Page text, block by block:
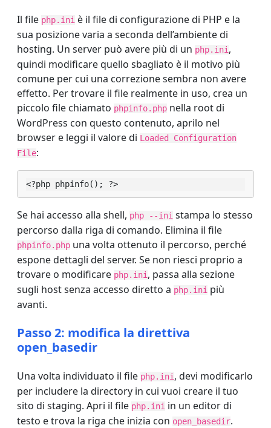
Il file php.ini è il file di configurazione di PHP e la
sua posizione varia a seconda dell’ambiente di
hosting. Un server può avere più di un php.ini,
quindi modificare quello sbagliato è il motivo più
comune per cui una correzione sembra non avere
effetto. Per trovare il file realmente in uso, crea un
piccolo file chiamato phpinfo.php nella root di
WordPress con questo contenuto, aprilo nel
browser e leggi il valore di Loaded Configuration
File:
<?php phpinfo(); ?>
Se hai accesso alla shell, php --ini stampa lo stesso
percorso dalla riga di comando. Elimina il file
phpinfo.php una volta ottenuto il percorso, perché
espone dettagli del server. Se non riesci proprio a
trovare o modificare php.ini , passa alla sezione
sugli host senza accesso diretto a php.ini più
avanti.
Passo 2: modifica la direttiva
open_basedir
Una volta individuato il file php.ini , devi modificarlo
per includere la directory in cui vuoi creare il tuo
sito di staging. Apri il file php.ini in un editor di
testo e trova la riga che inizia con open_basedir.